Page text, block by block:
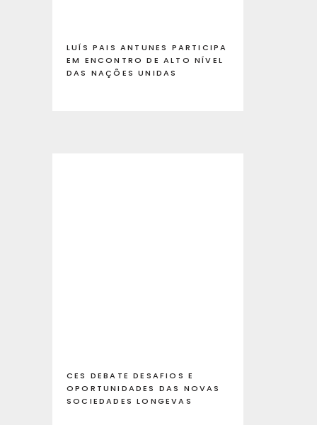
LUÍS PAIS ANTUNES PARTICIPA
EM ENCONTRO DE ALTO NÍVEL
DAS NAÇÕES UNIDAS
CES DEBATE DESAFIOS E
OPORTUNIDADES DAS NOVAS
SOCIEDADES LONGEVAS